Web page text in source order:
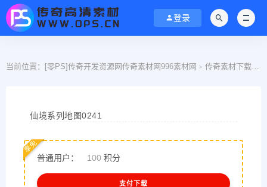
登录
当前位置： [零PS]传奇开发资源网传奇素材网996素材网 > 传奇素材下载
仙境系列地图0241
普通用户： 100 积分
享免
支付下载